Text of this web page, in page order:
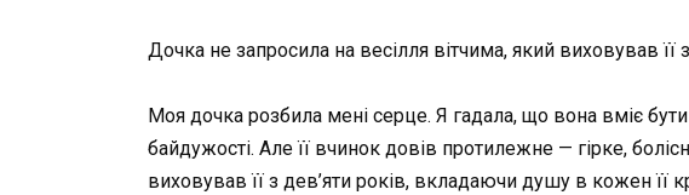
Дочка не запросила на весілля вітчима, який виховував її
Моя дочка розбила мені серце. Я гадала, що вона вміє
байдужості. Але її вчинок довів протилежне — гірке,
виховував її з дев’яти років, вкладаючи душу в кожен її